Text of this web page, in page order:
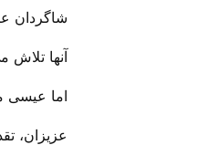
شاگردان
آنها تلاش
اما عیسی
عزیزان،